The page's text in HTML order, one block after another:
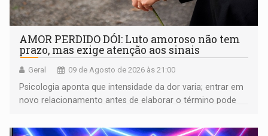
AMOR PERDIDO DÓI: Luto amoroso não tem
prazo, mas exige atenção aos sinais
Geral 09 de Agosto de 2026 às 21:00
Psicologia aponta que intensidade da dor varia; entrar em
novo relacionamento antes de elaborar o término pode